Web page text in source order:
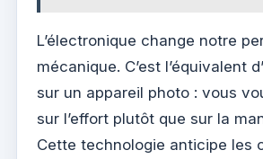
L’électronique change notre
mécanique. C’est l’équivalent
sur un appareil photo : vous
sur l’effort plutôt que sur la
Cette technologie anticipe les